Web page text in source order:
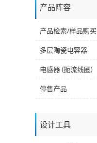
产品阵容
产品检索/样品购买
多层陶瓷电容器
电感器（扼流线圈）
停售产品
设计工具